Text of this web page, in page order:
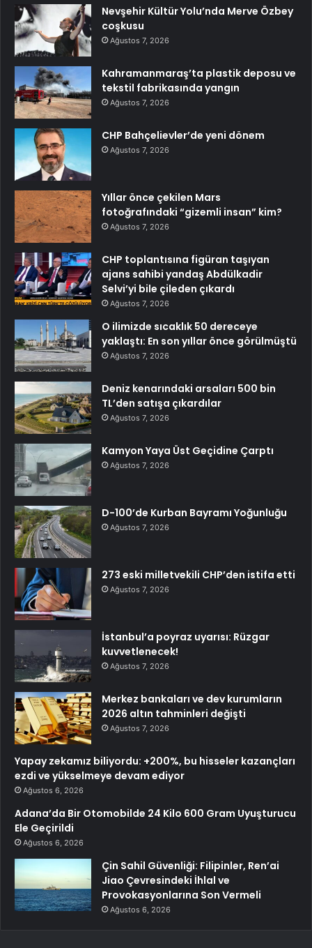
Nevşehir Kültür Yolu’nda Merve Özbey
coşkusu
Ağustos 7, 2026
Kahramanmaraş’ta plastik deposu ve
tekstil fabrikasında yangın
Ağustos 7, 2026
CHP Bahçelievler’de yeni dönem
Ağustos 7, 2026
Yıllar önce çekilen Mars
fotoğrafındaki “gizemli insan” kim?
Ağustos 7, 2026
CHP toplantısına figüran taşıyan
ajans sahibi yandaş Abdülkadir
Selvi’yi bile çileden çıkardı
Ağustos 7, 2026
O ilimizde sıcaklık 50 dereceye
yaklaştı: En son yıllar önce görülmüştü
Ağustos 7, 2026
Deniz kenarındaki arsaları 500 bin
TL’den satışa çıkardılar
Ağustos 7, 2026
Kamyon Yaya Üst Geçidine Çarptı
Ağustos 7, 2026
D-100’de Kurban Bayramı Yoğunluğu
Ağustos 7, 2026
273 eski milletvekili CHP’den istifa etti
Ağustos 7, 2026
İstanbul’a poyraz uyarısı: Rüzgar
kuvvetlenecek!
Ağustos 7, 2026
Merkez bankaları ve dev kurumların
2026 altın tahminleri değişti
Ağustos 7, 2026
Yapay zekamız biliyordu: +200%, bu hisseler kazançları
ezdi ve yükselmeye devam ediyor
Ağustos 6, 2026
Adana’da Bir Otomobilde 24 Kilo 600 Gram Uyuşturucu
Ele Geçirildi
Ağustos 6, 2026
Çin Sahil Güvenliği: Filipinler, Ren’ai
Jiao Çevresindeki İhlal ve
Provokasyonlarına Son Vermeli
Ağustos 6, 2026